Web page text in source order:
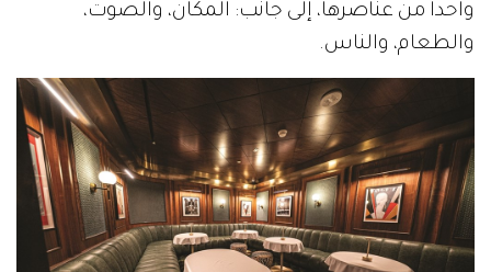
واحداً من عناصرها، إلى جانب: المكان، والصوت،
والطعام، والناس.